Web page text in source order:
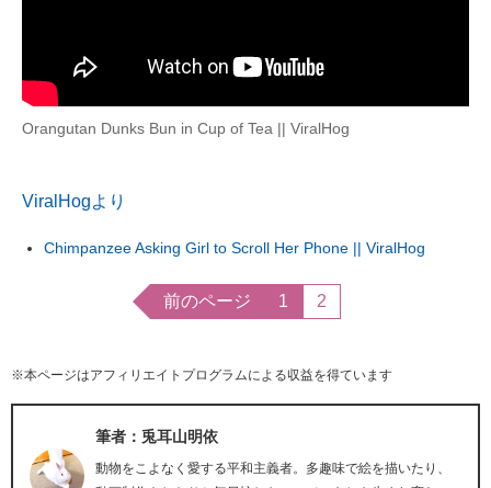
Orangutan Dunks Bun in Cup of Tea || ViralHog
ViralHogより
Chimpanzee Asking Girl to Scroll Her Phone || ViralHog
前のページ 1 2
※本ページはアフィリエイトプログラムによる収益を得ています
筆者：兎耳山明依
動物をこよなく愛する平和主義者。多趣味で絵を描いたり、